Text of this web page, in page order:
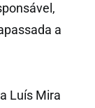
a
Luís Mira